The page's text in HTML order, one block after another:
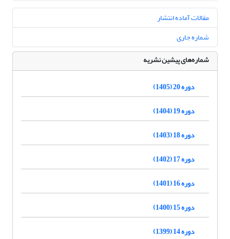
مقالات آماده انتشار
شماره جاری
شماره‌های پیشین نشریه
دوره 20 (1405)
دوره 19 (1404)
دوره 18 (1403)
دوره 17 (1402)
دوره 16 (1401)
دوره 15 (1400)
دوره 14 (1399)